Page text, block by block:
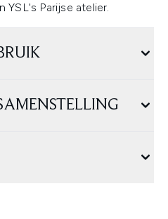
Parijse atelier.